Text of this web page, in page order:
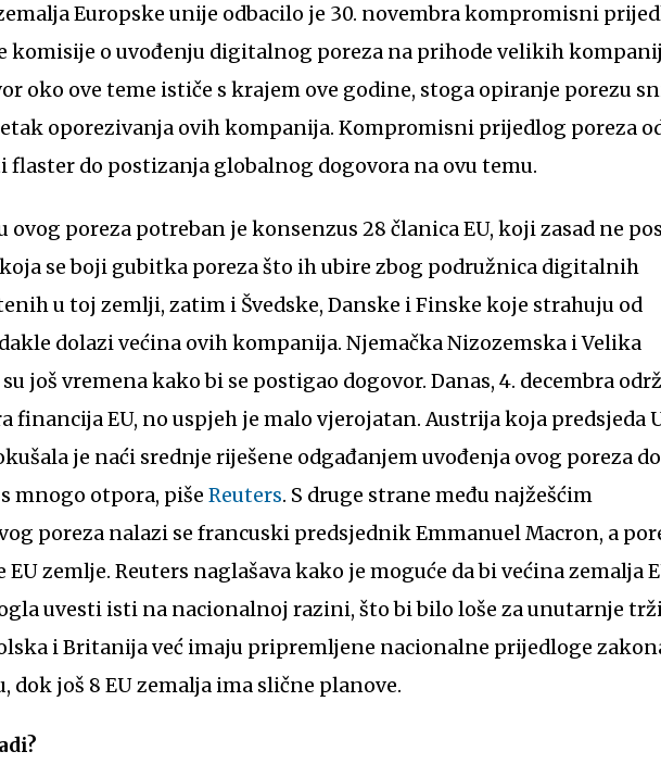
Europske unije odbacilo je 30. novembra kompromisni
komisije o uvođenju digitalnog poreza na prihode velikih
oko ove teme ističe s krajem ove godine, stoga opiranje porezu
oporezivanja ovih kompanija. Kompromisni prijedlog poreza
flaster do postizanja globalnog dogovora na ovu temu.
se boji gubitka poreza što ih ubire zbog podružnica digitalnih
u toj zemlji, zatim i Švedske, Danske i Finske koje strahuju od
dolazi većina ovih kompanija. Njemačka Nizozemska i Velika
još vremena kako bi se postigao dogovor. Danas, 4. decembra
financija EU, no uspjeh je malo vjerojatan. Austrija koja predsjeda
je naći srednje riješene odgađanjem uvođenja ovog poreza do
mnogo otpora, piše Reuters. S druge strane među najžešćim
poreza nalazi se francuski predsjednik Emmanuel Macron, a
zemlje. Reuters naglašava kako je moguće da bi većina zemalja
uvesti isti na nacionalnoj razini, što bi bilo loše za unutarnje
i Britanija već imaju pripremljene nacionalne prijedloge
dok još 8 EU zemalja ima slične planove.